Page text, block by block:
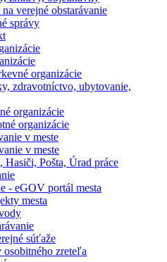
verejné obstarávanie
správy
organizácie
zdravotníctvo, ubytovanie,
organizácie
organizácie
v meste
v meste
Hasiči, Pošta, Úrad práce
- eGOV portál mesta
mesta
súťaže
osobitného zreteľa